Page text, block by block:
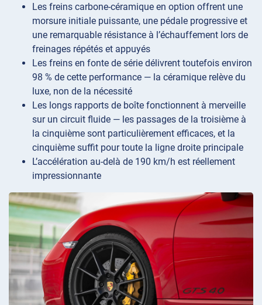
Les freins carbone-céramique en option offrent une
morsure initiale puissante, une pédale progressive et
une remarquable résistance à l’échauffement lors de
freinages répétés et appuyés
Les freins en fonte de série délivrent toutefois environ
98 % de cette performance — la céramique relève du
luxe, non de la nécessité
Les longs rapports de boîte fonctionnent à merveille
sur un circuit fluide — les passages de la troisième à
la cinquième sont particulièrement efficaces, et la
cinquième suffit pour toute la ligne droite principale
L’accélération au-delà de 190 km/h est réellement
impressionnante